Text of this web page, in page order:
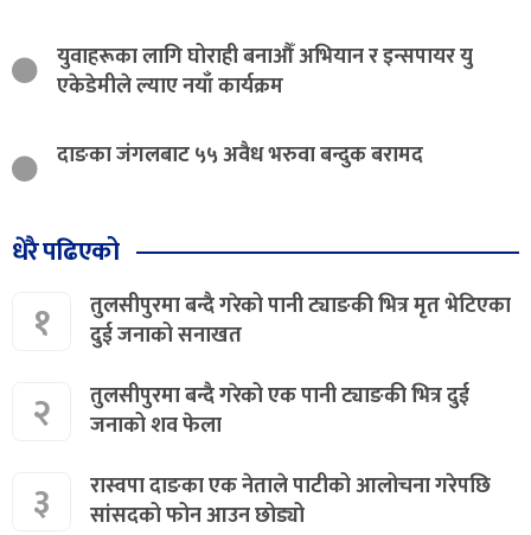
युवाहरूका लागि घोराही बनाऔँ अभियान र इन्सपायर यु
एकेडेमीले ल्याए नयाँ कार्यक्रम
दाङका जंगलबाट ५५ अवैध भरुवा बन्दुक बरामद
धेरै पढिएको
१
तुलसीपुरमा बन्दै गरेको पानी ट्याङकी भित्र मृत भेटिएका
दुई जनाको सनाखत
२
तुलसीपुरमा बन्दै गरेको एक पानी ट्याङकी भित्र दुई
जनाको शव फेला
३
रास्वपा दाङका एक नेताले पाटीको आलोचना गरेपछि
सांसदको फोन आउन छोड्यो